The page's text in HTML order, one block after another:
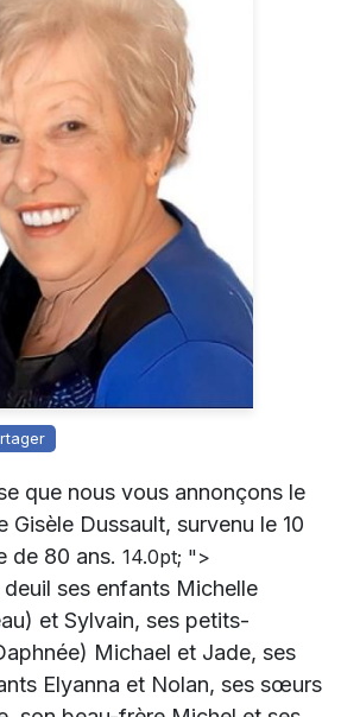
que nous vous annonçons le
Gisèle Dussault, survenu le 10
de 80 ans. 14.0pt; ">
deuil ses enfants Michelle
et Sylvain, ses petits-
Michael et Jade, ses
Elyanna et Nolan, ses sœurs